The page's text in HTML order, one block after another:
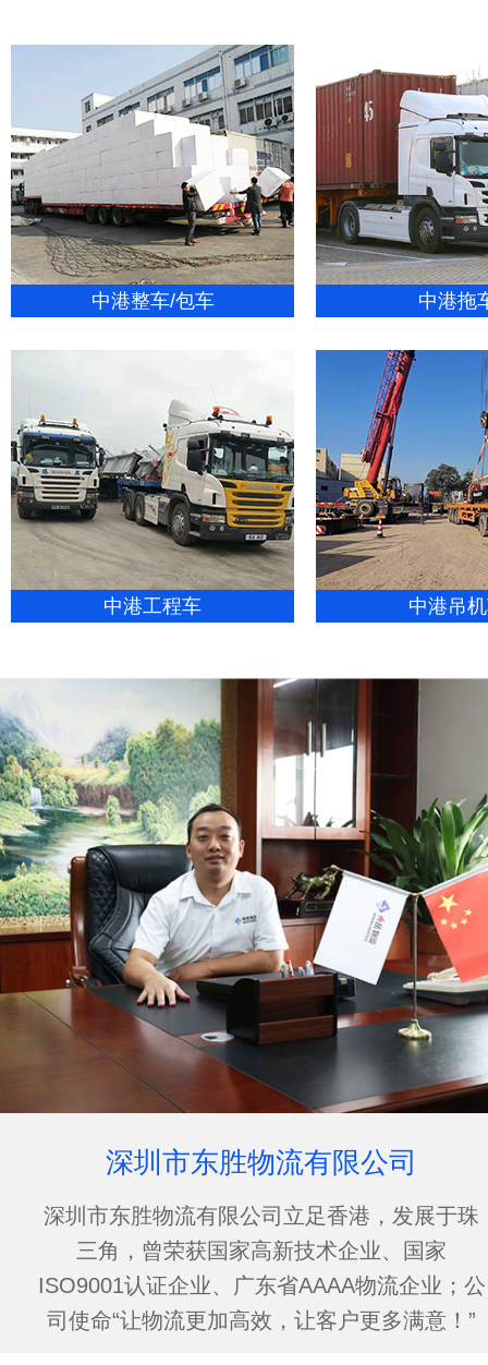
中港整车/包车 中港拖
中港工程车 中港吊
深圳市东胜物流有限公司
深圳市东胜物流有限公司立足香港，发展于珠
三角，曾荣获国家高新技术企业、国家
ISO9001认证企业、广东省AAAA物流企业；公
司使命“让物流更加高效，让客户更多满意！”